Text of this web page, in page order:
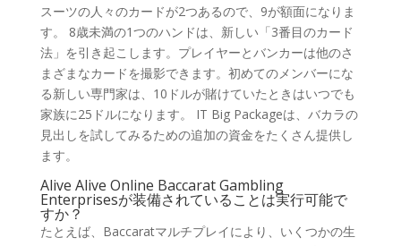
スーツの人々のカードが2つあるので、9が額面になりま
す。 8歳未満の1つのハンドは、新しい「3番目のカード
法」を引き起こします。プレイヤーとバンカーは他のさ
まざまなカードを撮影できます。初めてのメンバーにな
る新しい専門家は、10ドルが賭けていたときはいつでも
家族に25ドルになります。 IT Big Packageは、バカラの
見出しを試してみるための追加の資金をたくさん提供し
ます。
Alive Alive Online Baccarat Gambling
Enterprisesが装備されていることは実行可能で
すか？
たとえば、Baccaratマルチプレイにより、いくつかの生